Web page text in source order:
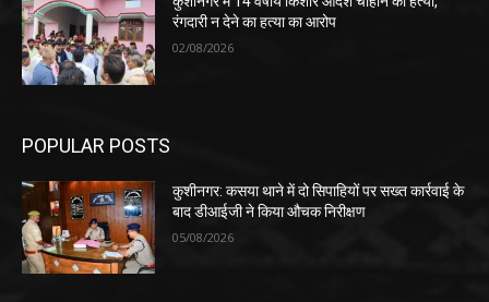
रंगदारी न देने का हत्या का आरोप
02/08/2026
POPULAR POSTS
कुशीनगर: कसया थाने में दो सिपाहियों पर सख्त कार्रवाई के
बाद डीआईजी ने किया औचक निरीक्षण
05/08/2026